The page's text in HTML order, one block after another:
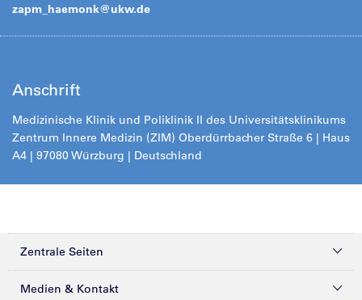
zapm_haemonk@ukw.de
Anschrift
Medizinische Klinik und Poliklinik II des Universitätsklinikums
Zentrum Innere Medizin (ZIM) Oberdürrbacher Straße 6 | Haus
A4 | 97080 Würzburg | Deutschland
Zentrale Seiten
Kliniken & Zentren
Medien & Kontakt